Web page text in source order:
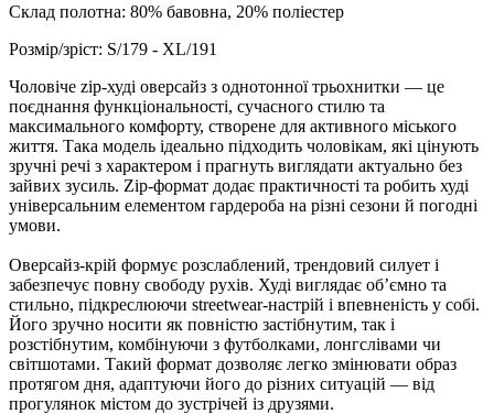
Склад полотна: 80% бавовна, 20% поліестер
Розмір/зріст: S/179 - XL/191
Чоловіче zip-худі оверсайз з однотонної трьохнитки — це
поєднання функціональності, сучасного стилю та
максимального комфорту, створене для активного міського
життя. Така модель ідеально підходить чоловікам, які цінують
зручні речі з характером і прагнуть виглядати актуально без
зайвих зусиль. Zip-формат додає практичності та робить худі
універсальним елементом гардероба на різні сезони й погодні
умови.
Оверсайз-крій формує розслаблений, трендовий силует і
забезпечує повну свободу рухів. Худі виглядає об’ємно та
стильно, підкреслюючи streetwear-настрій і впевненість у собі.
Його зручно носити як повністю застібнутим, так і
розстібнутим, комбінуючи з футболками, лонгслівами чи
світшотами. Такий формат дозволяє легко змінювати образ
протягом дня, адаптуючи його до різних ситуацій — від
прогулянок містом до зустрічей із друзями.